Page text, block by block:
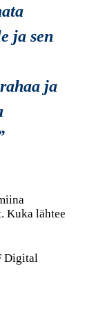
ja sen
ja
Kuka lähtee
Digital